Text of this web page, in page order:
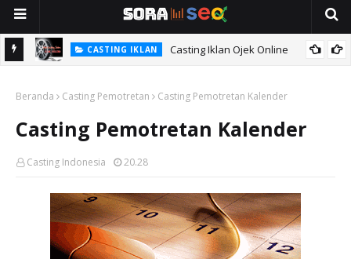
CASTING IKLAN Casting Iklan Ojek Online
Beranda Casting Pemotretan Casting Pemotretan Kalender
Casting Pemotretan Kalender
Casting Indonesia 20.28